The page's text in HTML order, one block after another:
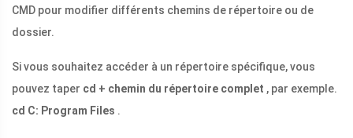
CMD pour modifier différents chemins de répertoire ou de
dossier.
Si vous souhaitez accéder à un répertoire spécifique, vous
pouvez taper cd + chemin du répertoire complet , par exemple.
cd C: Program Files .